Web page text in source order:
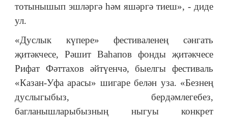
тотынышып эшләргә һәм яшәргә тиеш», - диде
ул.
«Дуслык күпере» фестиваленең сәнгать
җитәкчесе, Рәшит Ваһапов фонды җитәкчесе
Рифат Фәттахов әйтүенчә, быелгы фестиваль
«Казан-Уфа арасы» шигаре белән уза. «Безнең
дуслыгыбыз, бердәмлегебез,
багланышларыбызның ныгуы конкрет